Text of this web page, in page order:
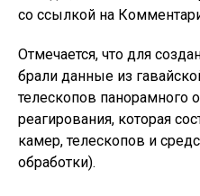
со ссылкой на
Отмечается, что для
брали данные из
телескопов панорамного
реагирования, которая
камер, телескопов и
обработки).